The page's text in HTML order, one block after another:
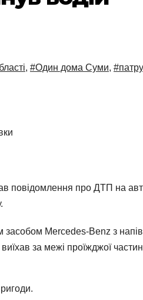
, #Один дома Суми,
повідомлення про ДТП на
засобом Mercedes-Benz з
за межі проїжджої